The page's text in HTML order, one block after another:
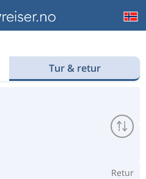
Tur & retur
Retur